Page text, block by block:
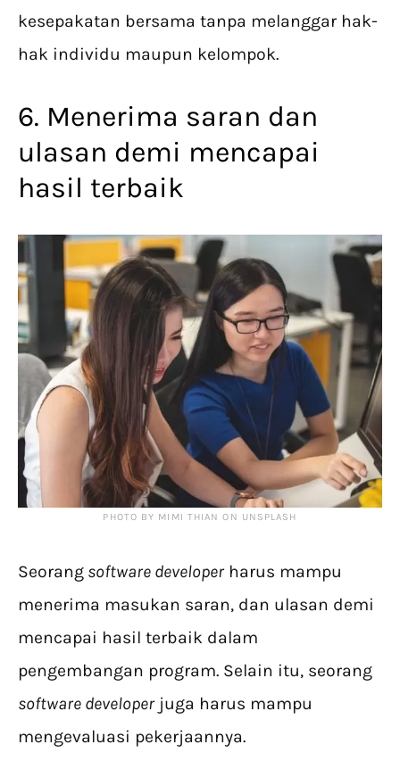
kesepakatan bersama tanpa melanggar hak-
hak individu maupun kelompok.
6. Menerima saran dan
ulasan demi mencapai
hasil terbaik
PHOTO BY MIMI THIAN ON UNSPLASH
Seorang software developer harus mampu
menerima masukan saran, dan ulasan demi
mencapai hasil terbaik dalam
pengembangan program. Selain itu, seorang
software developer juga harus mampu
mengevaluasi pekerjaannya.